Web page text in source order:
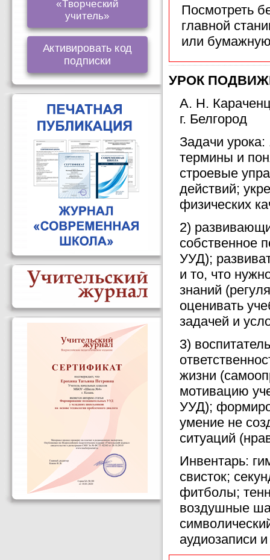
Посмотреть
главной
или
УРОК
А. Н.
г. Белгород
Задачи
термины и
строевые
действий;
физических
2)
собственное
УУД);
и то, что
знаний
оценивать
задачей и
3)
жизни
мотивацию
УУД);
умение не
ситуаций
Инвентарь:
свисток;
фитболы;
воздушные
аудиозаписи
«Творческий
учитель»
Активировать код
подписки